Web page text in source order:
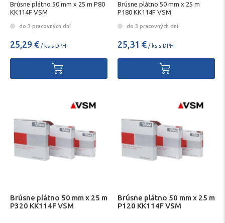
Brúsne plátno 50 mm x 25 m P80
KK114F VSM
do 3 pracovných dní
25,29 € / ks s DPH
Brúsne plátno 50 mm x 25 m
P180 KK114F VSM
do 3 pracovných dní
25,31 € / ks s DPH
Brúsne plátno 50 mm x 25 m
P320 KK114F VSM
Brúsne plátno 50 mm x 25 m
P120 KK114F VSM